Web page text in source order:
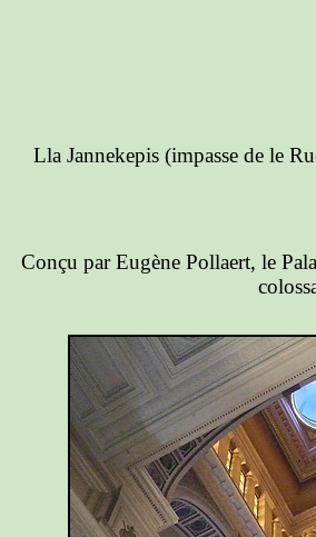
Lla Jannekepis (impasse de le
Conçu par Eugène Pollaert, le